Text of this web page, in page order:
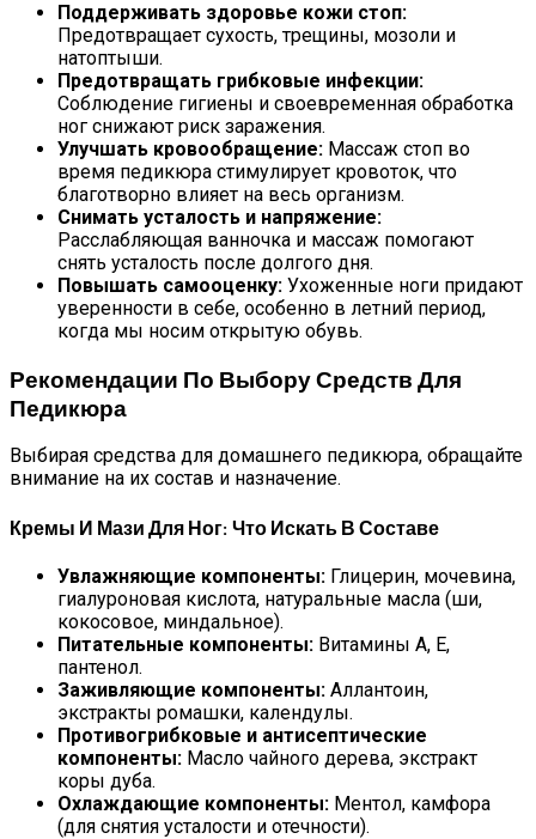
Поддерживать здоровье кожи стоп:
Предотвращает сухость, трещины, мозоли и
натоптыши.
Предотвращать грибковые инфекции:
Соблюдение гигиены и своевременная обработка
ног снижают риск заражения.
Улучшать кровообращение: Массаж стоп во
время педикюра стимулирует кровоток, что
благотворно влияет на весь организм.
Снимать усталость и напряжение:
Расслабляющая ванночка и массаж помогают
снять усталость после долгого дня.
Повышать самооценку: Ухоженные ноги придают
уверенности в себе, особенно в летний период,
когда мы носим открытую обувь.
Рекомендации По Выбору Средств Для
Педикюра
Выбирая средства для домашнего педикюра, обращайте
внимание на их состав и назначение.
Кремы И Мази Для Ног: Что Искать В Составе
Увлажняющие компоненты: Глицерин, мочевина,
гиалуроновая кислота, натуральные масла (ши,
кокосовое, миндальное).
Питательные компоненты: Витамины A, E,
пантенол.
Заживляющие компоненты: Аллантоин,
экстракты ромашки, календулы.
Противогрибковые и антисептические
компоненты: Масло чайного дерева, экстракт
коры дуба.
Охлаждающие компоненты: Ментол, камфора
(для снятия усталости и отечности).